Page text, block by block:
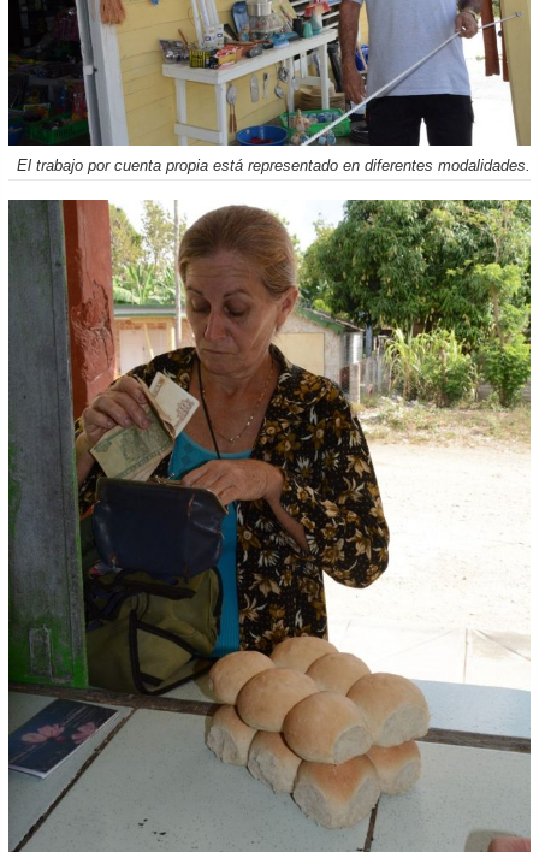
El trabajo por cuenta propia está representado en diferentes modalidades.